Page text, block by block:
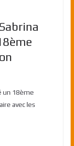
un 18ème
avec les